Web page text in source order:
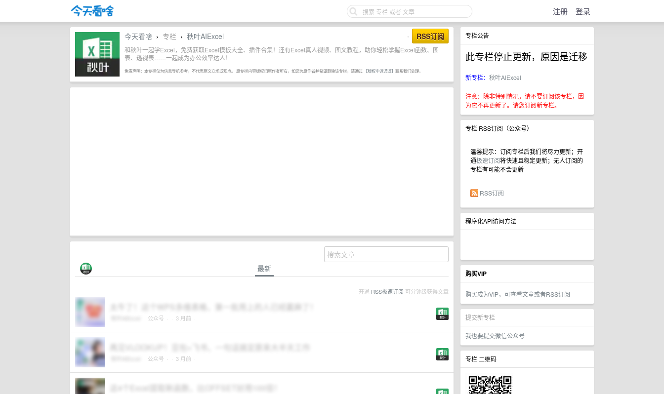
注册 登录
专栏公告
此专栏停止更新，原因是迁移
新专栏： 秋叶AIExcel
注意：除非特别情况，请不要订阅该专栏，因
为它不再更新了。请您订阅新专栏。
专栏 RSS订阅（公众号）
温馨提示：订阅专栏后我们将尽力更新；开
通极速订阅将快速且稳定更新；无人订阅的
专栏有可能不会更新
RSS订阅
程序化API访问方法
购买VIP
购买成为VIP，可查看文章或者RSS订阅
提交新专栏
我也要提交微信公众号
专栏 二维码
• RSS订阅
今天看啥 › 专栏 › 秋叶AIExcel
和秋叶一起学Excel，免费获取Excel模板大全、插件合集！还有Excel真人视频、图文教程，助你轻松掌握Excel函数、图
表、透视表……一起成为办公效率达人！
免责声明：本专栏仅为信息导航参考，不代表原文立场或观点。 原专栏内容版权归原作者所有，如您为原作者并希望删除该专栏，请通过 【版权申诉通道】 联系我们处理。
最新
开通 RSS极速订阅 可分钟级获得文章
太牛了！这个WPS多维表格，第一批用上的人已经赢麻了！
· 公众号 · · 3 月前 ·
· 公众号 · · 3 月前 ·
这4个Excel提取新函数，比OFFSET好用100倍！